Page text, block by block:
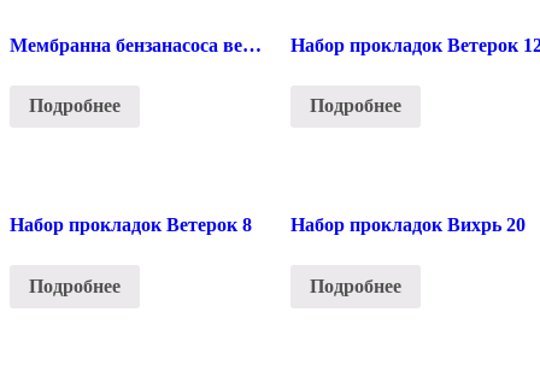
Мембранна бензанасоса ветерок
Подробнее
Набор прокладок Ветерок
Подробнее
Набор прокладок Ветерок 8
Подробнее
Набор прокладок Вихрь 20
Подробнее